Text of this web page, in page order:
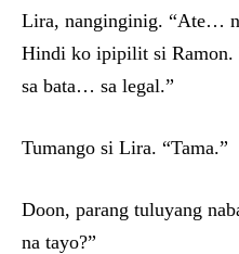
Lira, nanginginig. “Ate…
Hindi ko ipipilit si Ramon.
sa bata… sa legal.”
Tumango si Lira. “Tama.”
Doon, parang tuluyang
na tayo?”